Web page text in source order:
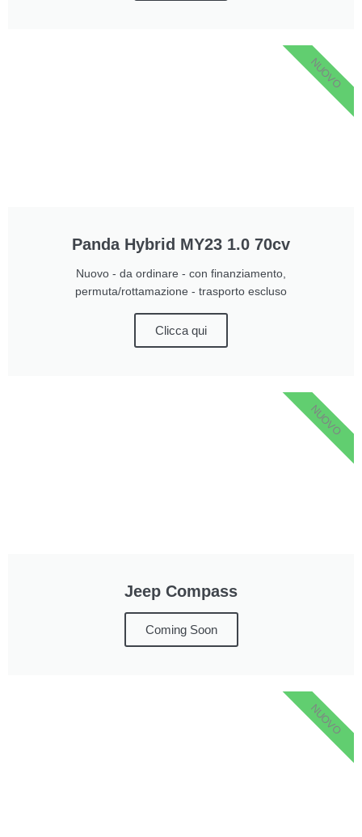
Panda Hybrid MY23 1.0 70cv
Nuovo - da ordinare - con finanziamento,
permuta/rottamazione - trasporto escluso
Clicca qui
NUOVO
Jeep Compass
Coming Soon
NUOVO
NUOVO